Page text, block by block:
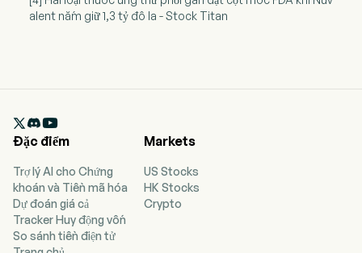
alent nắm giữ 1,3 tỷ đô la - Stock Titan

Đặc điểm
Trợ lý AI cho Chứng
khoán và Tiền mã hóa
Dự đoán giá cả
Tracker Huy động vốn
So sánh tiền điện tử
Markets
US Stocks
HK Stocks
Crypto